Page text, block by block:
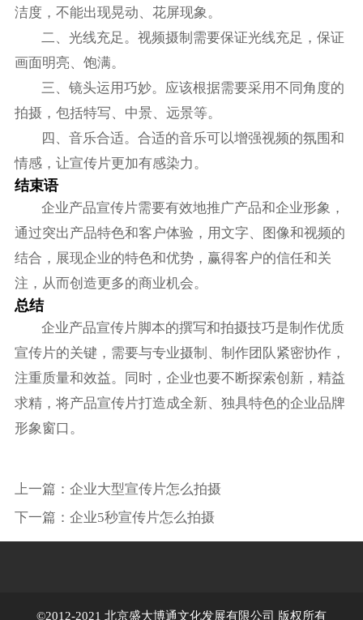
洁度，不能出现晃动、花屏现象。
二、光线充足。视频摄制需要保证光线充足，保证
画面明亮、饱满。
三、镜头运用巧妙。应该根据需要采用不同角度的
拍摄，包括特写、中景、远景等。
四、音乐合适。合适的音乐可以增强视频的氛围和
情感，让宣传片更加有感染力。
结束语
企业产品宣传片需要有效地推广产品和企业形象，
通过突出产品特色和客户体验，用文字、图像和视频的
结合，展现企业的特色和优势，赢得客户的信任和关
注，从而创造更多的商业机会。
总结
企业产品宣传片脚本的撰写和拍摄技巧是制作优质
宣传片的关键，需要与专业摄制、制作团队紧密协作，
注重质量和效益。同时，企业也要不断探索创新，精益
求精，将产品宣传片打造成全新、独具特色的企业品牌
形象窗口。
上一篇： 企业大型宣传片怎么拍摄
下一篇： 企业5秒宣传片怎么拍摄
©2012-2021 北京盛大博通文化发展有限公司 版权所有